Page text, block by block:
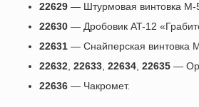
22629 — Штурмовая винтовка M-
22630 — Дробовик AT-12
22631 — Снайперская винтовка
22632 22633 22634 22635 —
22636 — Чакромет.